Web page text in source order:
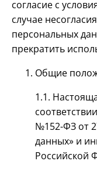
согласие с
случае
персональных
прекратить
Общие
1.1.
№152-ФЗ от
данных» и
Российской